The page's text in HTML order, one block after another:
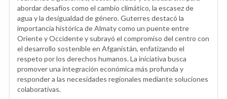
abordar desafíos como el cambio climático, la escasez de
agua y la desigualdad de género. Guterres destacó la
importancia histórica de Almaty como un puente entre
Oriente y Occidente y subrayó el compromiso del centro con
el desarrollo sostenible en Afganistán, enfatizando el
respeto por los derechos humanos. La iniciativa busca
promover una integración económica más profunda y
responder a las necesidades regionales mediante soluciones
colaborativas.